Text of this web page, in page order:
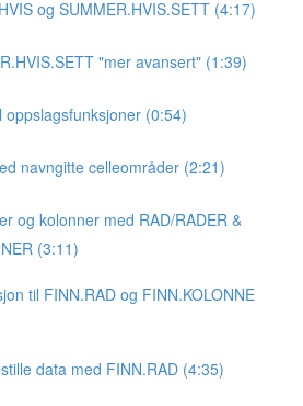
og SUMMER.HVIS.SETT (4:17)
"mer avansert" (1:39)
oppslagsfunksjoner (0:54)
navngitte celleområder (2:21)
og kolonner med RAD/RADER &
(3:11)
til FINN.RAD og FINN.KOLONNE
data med FINN.RAD (4:35)